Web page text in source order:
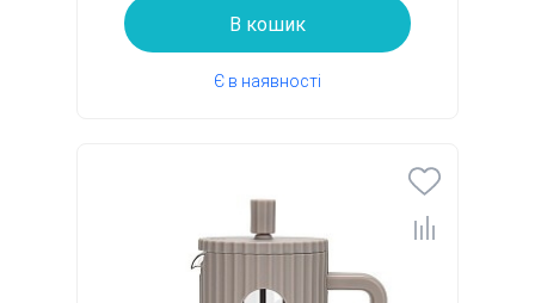
В кошик
Є в наявності